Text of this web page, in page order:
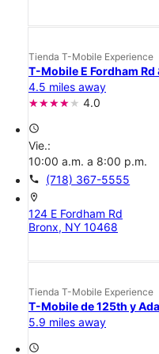
Tienda T-Mobile Experience
T-Mobile E Fordham
4.5 miles away
4.0
access_time
Vie.:
10:00 a.m. a 8:00 p.m.
call (718) 367-5555
location_on
124 E Fordham Rd
Bronx, NY 10468
Tienda T-Mobile Experience
T-Mobile de 125th y
5.9 miles away
access_time